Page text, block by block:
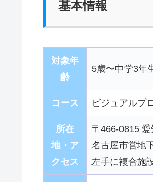
基本情報
対象年
齢
5歳〜中学3年
コース ビジュアルプ
所在
地・ア
クセス
〒466-0815
名古屋市営地
左手に複合施